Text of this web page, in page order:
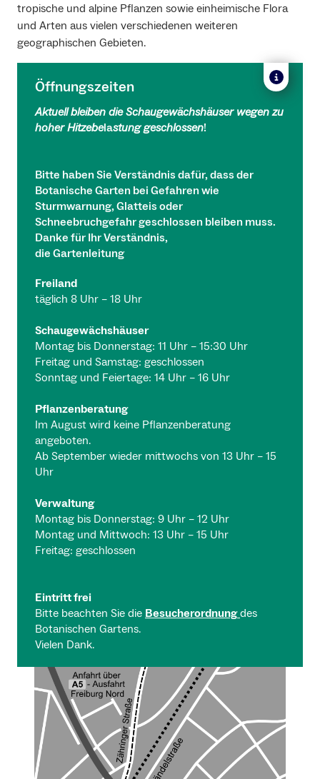
tropische und alpine Pflanzen sowie einheimische Flora
und Arten aus vielen verschiedenen weiteren
geographischen Gebieten.
Öffnungszeiten
Aktuell bleiben die Schaugewächshäuser wegen zu
hoher Hitzebelastung geschlossen!
Bitte haben Sie Verständnis dafür, dass der
Botanische Garten bei Gefahren wie
Sturmwarnung, Glatteis oder
Schneebruchgefahr geschlossen bleiben muss.
Danke für Ihr Verständnis,
die Gartenleitung
Freiland
täglich 8 Uhr – 18 Uhr
Schaugewächshäuser
Montag bis Donnerstag: 11 Uhr – 15:30 Uhr
Freitag und Samstag: geschlossen
Sonntag und Feiertage: 14 Uhr – 16 Uhr
Pflanzenberatung
Im August wird keine Pflanzenberatung
angeboten.
Ab September wieder mittwochs von 13 Uhr – 15
Uhr
Verwaltung
Montag bis Donnerstag: 9 Uhr – 12 Uhr
Montag und Mittwoch: 13 Uhr – 15 Uhr
Freitag: geschlossen
Eintritt frei
Bitte beachten Sie die Besucherordnung des
Botanischen Gartens.
Vielen Dank.